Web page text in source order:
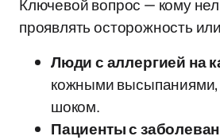
Ключевой вопрос — кому
проявлять осторожность
Люди с аллергией на
кожными
шоком.
Пациенты с